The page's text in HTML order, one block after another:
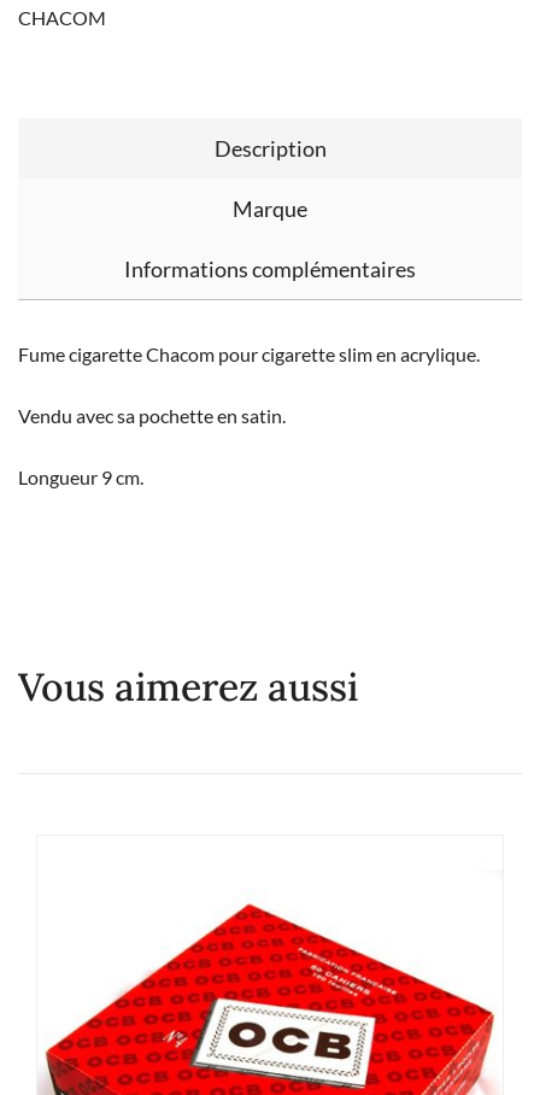
CHACOM
Description
Marque
Informations complémentaires
Fume cigarette Chacom pour cigarette slim en acrylique.
Vendu avec sa pochette en satin.
Longueur 9 cm.
Vous aimerez aussi